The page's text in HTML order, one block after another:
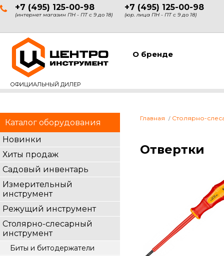
+7 (495) 125-00-98
(интернет магазин ПН - ПТ с 9 до 18)
+7 (495) 125-00-98
(юр. лица ПН - ПТ с 9 до 18)
ОФИЦИАЛЬНЫЙ ДИЛЕР
О бренде
Каталог оборудования
Новинки
Хиты продаж
Садовый инвентарь
Измерительный
инструмент
Режущий инструмент
Столярно-слесарный
инструмент
Биты и битодержатели
Главная Столярно-
Отвертки